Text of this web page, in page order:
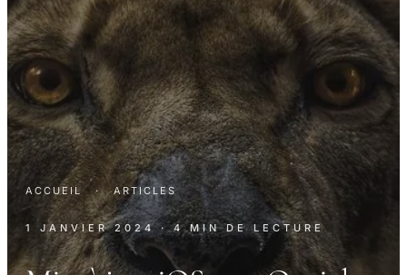
ACCUEIL · ARTICLES
1 JANVIER 2024 · 4 MIN DE LECTURE